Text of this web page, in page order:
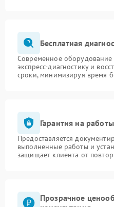
Бесплатная
Современное оборудование
экспресс-диагностику и
сроки, минимизируя время
Гарантия на
Предоставляется
выполненные работы и
защищает клиента от
Прозрачное